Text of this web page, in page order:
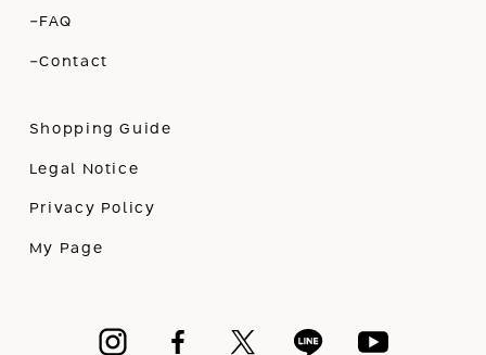
-FAQ
-Contact
Shopping Guide
Legal Notice
Privacy Policy
My Page